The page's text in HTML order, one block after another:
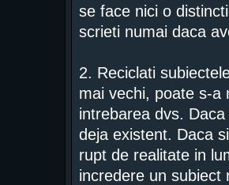
se face nici o
scrieti numai daca
2. Reciclati
mai vechi, poate s-a
intrebarea dvs.
deja existent. Daca
rupt de realitate in
incredere un subiect